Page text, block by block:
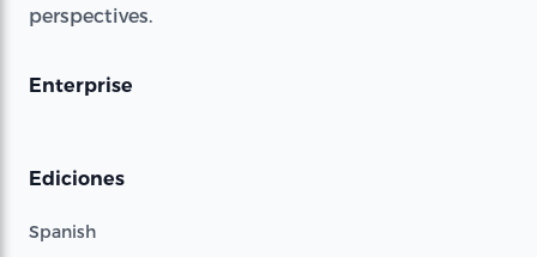
perspectives.
Enterprise
Ediciones
Spanish